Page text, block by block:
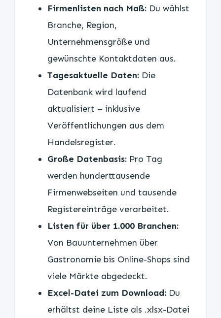
Firmenlisten nach Maß: Du wählst
Branche, Region,
Unternehmensgröße und
gewünschte Kontaktdaten aus.
Tagesaktuelle Daten: Die
Datenbank wird laufend
aktualisiert – inklusive
Veröffentlichungen aus dem
Handelsregister.
Große Datenbasis: Pro Tag
werden hunderttausende
Firmenwebseiten und tausende
Registereinträge verarbeitet.
Listen für über 1.000 Branchen:
Von Bauunternehmen über
Gastronomie bis Online-Shops sind
viele Märkte abgedeckt.
Excel-Datei zum Download: Du
erhältst deine Liste als .xlsx-Datei